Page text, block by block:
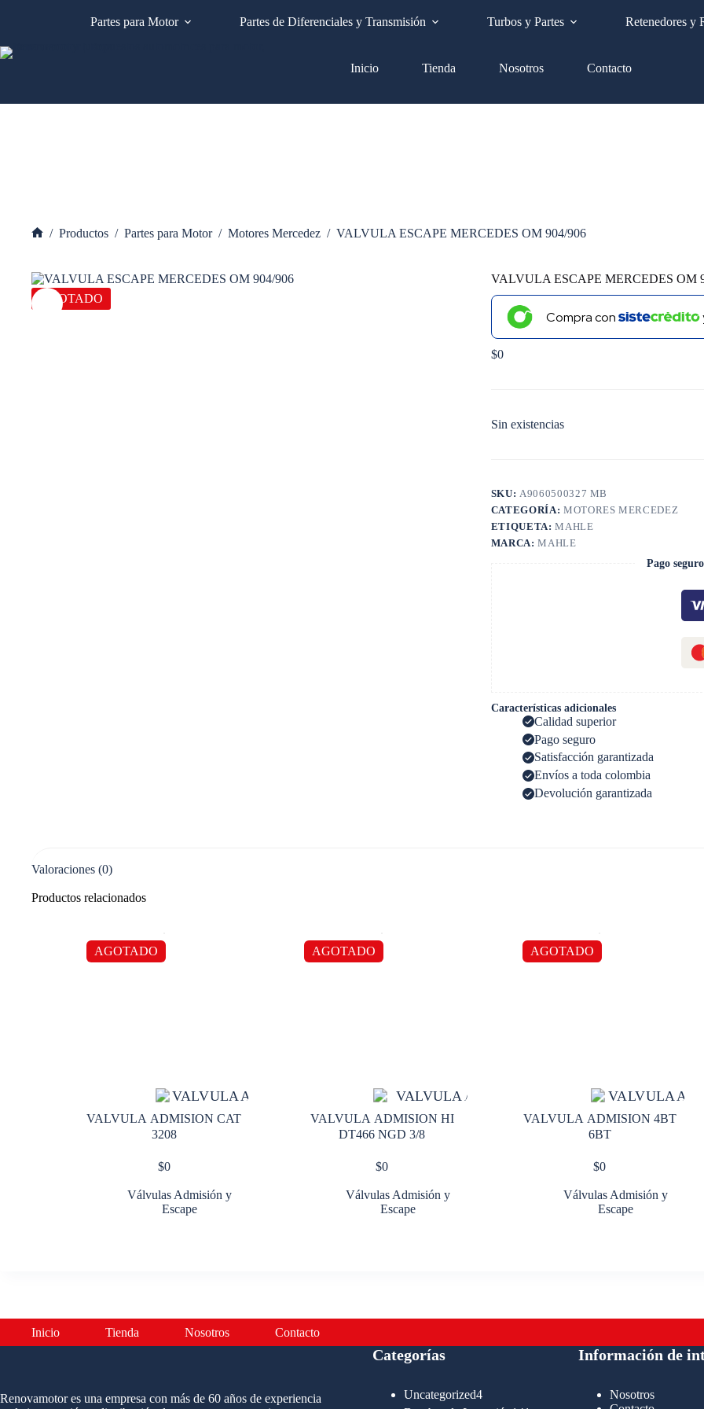
Inicio Tienda Nosotros Contacto
Partes para Motor Partes de Diferenciales y Transmisión Turbos y Partes Retenedores y
/ Productos / Partes para Motor / Motores Mercedez / VALVULA ESCAPE MERCEDES OM 904/906
AGOTADO
VALVULA ESCAPE MERCEDES OM
Compra con
$0
Sin existencias
SKU: A9060500327 MB
CATEGORÍA: MOTORES MERCEDEZ
ETIQUETA:MAHLE
MARCA:MAHLE
Pago
Características adicionales
Calidad superior
Pago seguro
Satisfacción garantizada
Envíos a toda colombia
Devolución garantizada
Valoraciones (0)
Productos relacionados
AGOTADO
VALVULA ADMISION CAT
3208
$0
Válvulas Admisión y
Escape
AGOTADO
VALVULA ADMISION HI
DT466 NGD 3/8
$0
Válvulas Admisión y
Escape
AGOTADO
VALVULA ADMISION 4BT
6BT
$0
Válvulas Admisión y
Escape
Inicio Tienda Nosotros Contacto
Renovamotor es una empresa con más de 60 años de experiencia
Categorías
Uncategorized44
Información de
Nosotros